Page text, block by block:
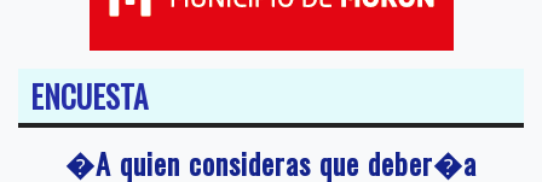
ENCUESTA
�A quien consideras que deber�a